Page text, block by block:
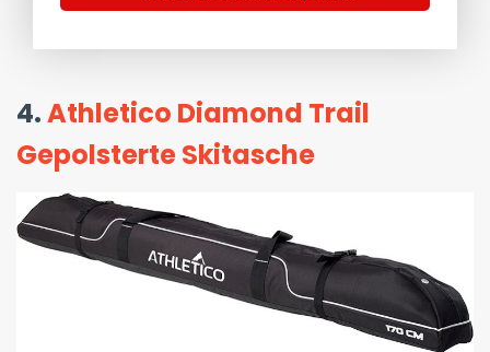
4.Athletico Diamond Trail
Gepolsterte Skitasche